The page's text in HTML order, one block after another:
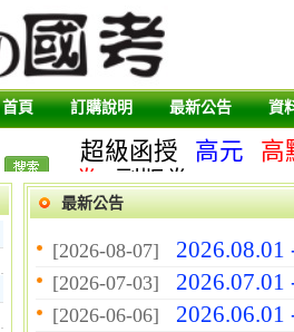
首頁 訂購說明 最新公告 資
超級函授 高元
高
卷
副版卷
最新公告
[2026-08-07]
[2026-07-03]
[2026-06-06] 2026.06.01